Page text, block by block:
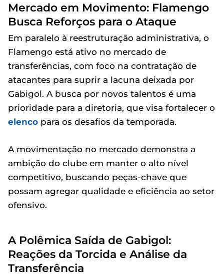
Mercado em Movimento: Flamengo
Busca Reforços para o Ataque
Em paralelo à reestruturação administrativa, o
Flamengo está ativo no mercado de
transferências, com foco na contratação de
atacantes para suprir a lacuna deixada por
Gabigol. A busca por novos talentos é uma
prioridade para a diretoria, que visa fortalecer o
elenco para os desafios da temporada.
A movimentação no mercado demonstra a
ambição do clube em manter o alto nível
competitivo, buscando peças-chave que
possam agregar qualidade e eficiência ao setor
ofensivo.
A Polêmica Saída de Gabigol:
Reações da Torcida e Análise da
Transferência